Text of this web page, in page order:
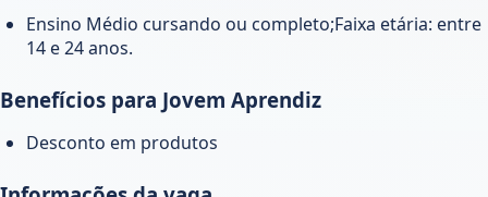
Ensino Médio cursando ou completo;Faixa etária: entre
14 e 24 anos.
Benefícios para Jovem Aprendiz
Desconto em produtos